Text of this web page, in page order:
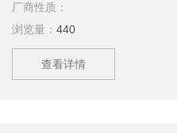
厚、管理体系完善、产品*、服务及
时，全国，深受广大用户的欢迎。
厂商性质：
浏览量： 440
查看详情